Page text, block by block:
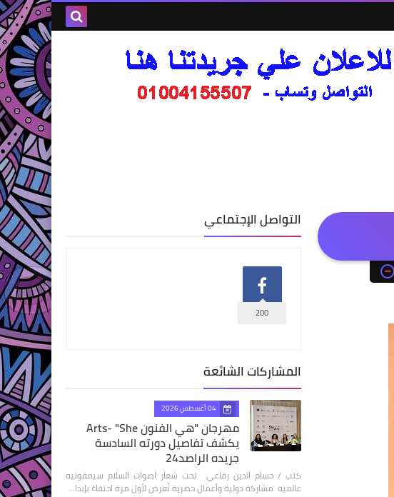
التواصل الإجتماعي
200
المشاركات الشائعة
04 أغسطس 2026
مهرجان "هي الفنون Arts- "She
يكشف تفاصيل دورته السادسة
جريده الراصد24
كتب / حسام الدين رفاعي تحت شعار اصوات السلام سيمفونيه
عالميه مشاركة دولية وأعمال حصرية تُعرض لأول مرة احتفاءً بإبدا…